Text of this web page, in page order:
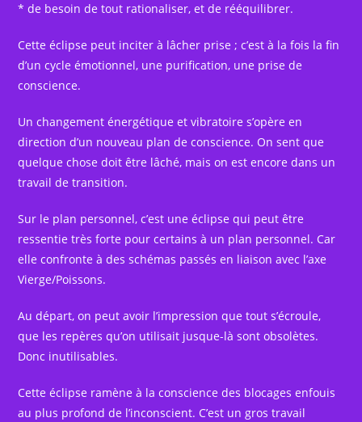
* de besoin de tout rationaliser, et de rééquilibrer.
Cette éclipse peut inciter à lâcher prise ; c’est à la fois la fin
d’un cycle émotionnel, une purification, une prise de
conscience.
Un changement énergétique et vibratoire s’opère en
direction d’un nouveau plan de conscience. On sent que
quelque chose doit être lâché, mais on est encore dans un
travail de transition.
Sur le plan personnel, c’est une éclipse qui peut être
ressentie très forte pour certains à un plan personnel. Car
elle confronte à des schémas passés en liaison avec l’axe
Vierge/Poissons.
Au départ, on peut avoir l’impression que tout s’écroule,
que les repères qu’on utilisait jusque-là sont obsolètes.
Donc inutilisables.
Cette éclipse ramène à la conscience des blocages enfouis
au plus profond de l’inconscient. C’est un gros travail